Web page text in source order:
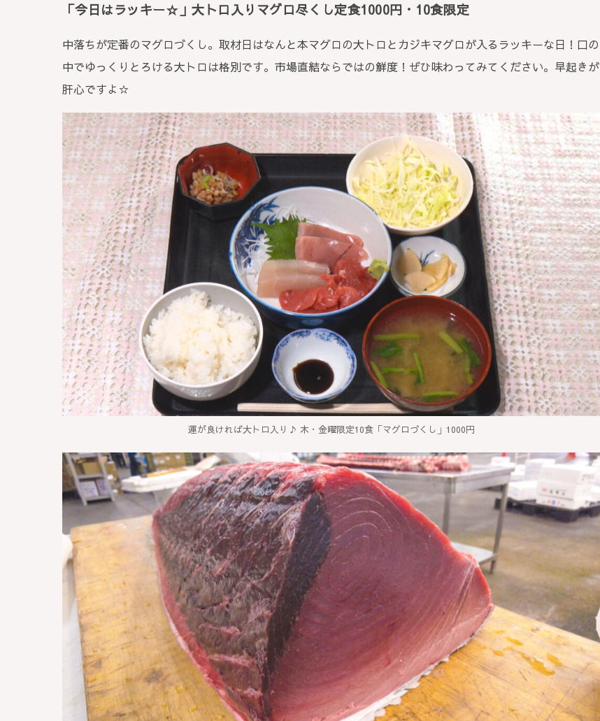
「今日はラッキー☆」大トロ入りマグロ尽くし定食1000円・10食限定
中落ちが定番のマグロづくし。取材日はなんと本マグロの大トロとカジキマグロが入るラッキーな日！口の
中でゆっくりとろける大トロは格別です。市場直結ならではの鮮度！ぜひ味わってみてください。早起きが
肝心ですよ☆
運が良ければ大トロ入り♪ 木・金曜限定10食「マグロづくし」1000円